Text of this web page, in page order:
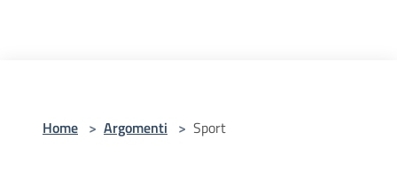
Home > Argomenti > Sport